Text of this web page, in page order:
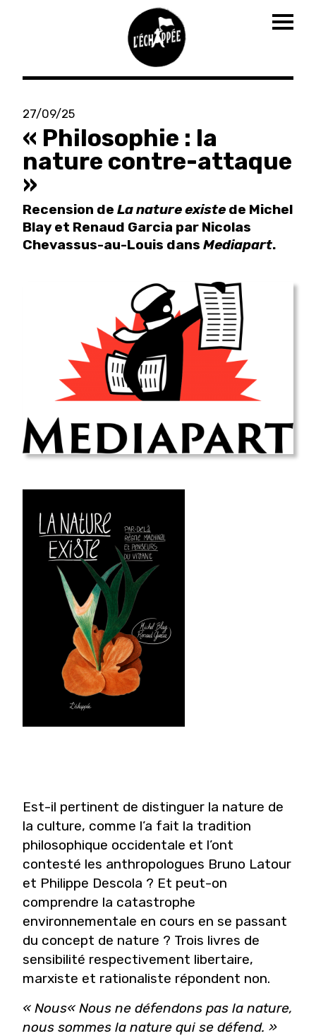
Aller
contenu
principal
27/09/25
« Philosophie : la
nature contre-attaque
»
Recension de La nature existe de Michel
Blay et Renaud Garcia par Nicolas
Chevassus-au-Louis dans Mediapart.
Est-il pertinent de distinguer la nature de
la culture, comme l’a fait la tradition
philosophique occidentale et l’ont
contesté les anthropologues Bruno Latour
et Philippe Descola ? Et peut-on
comprendre la catastrophe
environnementale en cours en se passant
du concept de nature ? Trois livres de
sensibilité respectivement libertaire,
marxiste et rationaliste répondent non.
« Nous« Nous ne défendons pas la nature,
nous sommes la nature qui se défend. »